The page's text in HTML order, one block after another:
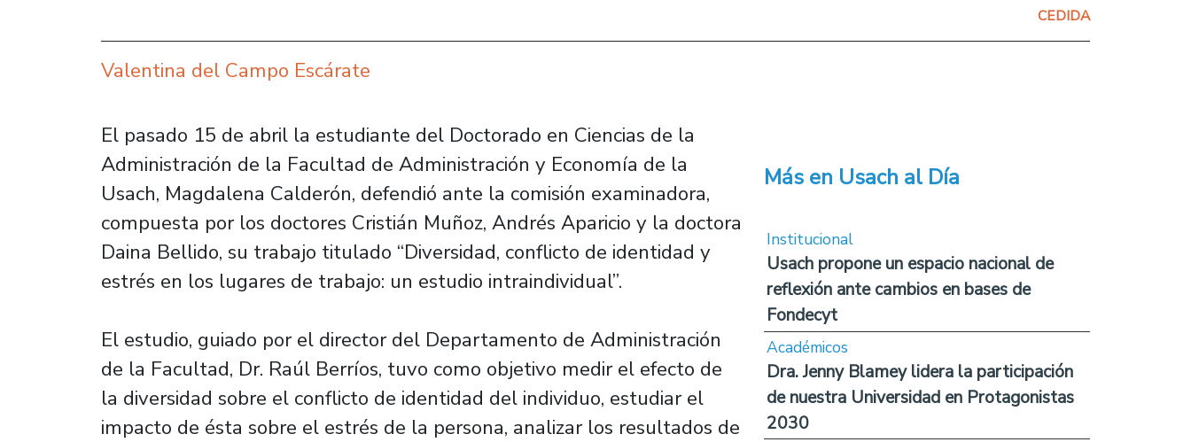
CEDIDA
Valentina del Campo Escárate
El pasado 15 de abril la estudiante del Doctorado en Ciencias de la
Administración de la Facultad de Administración y Economía de la
Usach, Magdalena Calderón, defendió ante la comisión examinadora,
compuesta por los doctores Cristián Muñoz, Andrés Aparicio y la doctora
Daina Bellido, su trabajo titulado “Diversidad, conflicto de identidad y
estrés en los lugares de trabajo: un estudio intraindividual”.
El estudio, guiado por el director del Departamento de Administración
de la Facultad, Dr. Raúl Berríos, tuvo como objetivo medir el efecto de
la diversidad sobre el conflicto de identidad del individuo, estudiar el
impacto de ésta sobre el estrés de la persona, analizar los resultados de
Más en Usach al Día
Institucional
Usach propone un espacio nacional de
reflexión ante cambios en bases de
Fondecyt
Académicos
Dra. Jenny Blamey lidera la participación
de nuestra Universidad en Protagonistas
2030